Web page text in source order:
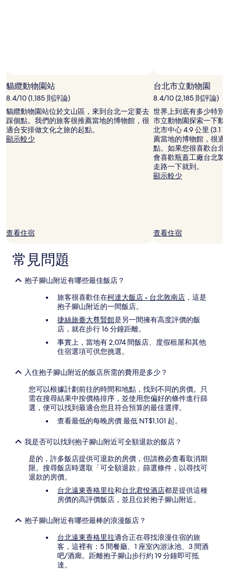
有
所
變
動，
可
能
受
到
貓纜動物園站
8.4/10 (1,185 則評論)
貓纜動物園站位於文山區，來到台北一定要去
踩個點。我們的旅客很推薦當地的博物館，很
適合安排做文化之旅的起點。
顯示較少
查看住宿
台北市立動物園
8.4/10 (2,185 則評論)
世界上到底有多少特別
市立動物園探索一下動
北市中心 4.9 公里 (3.1
薦當地的博物館，很適
點。如果您很喜歡台北
會喜歡瓶蓋工廠台北製
走路一下就到。
顯示較少
查看住宿
常見問題
抱子腳山附近有哪些最佳飯店？
旅客很喜歡住在柯達大飯店 - 台北敦南店 ，這是
抱子腳山附近的一間飯店。
捷絲旅臺大尊賢館是另一間擁有高度評價的飯
店，就在步行 16 分鐘距離。
事實上，當地有 2,074 間飯店、度假租屋和其他
住宿選項可供您挑選。
入住抱子腳山附近的飯店所需的費用是多少？
您可以根據計劃前往的時間和地點，找到不同的房價。只
需在搜尋結果中按價格排序，並使用您偏好的條件進行篩
選，便可以找到最適合您且符合預算的最佳選擇。
查看最低的每晚房價 最低 NT$1,101 起。
我是否可以找到抱子腳山附近可全額退款的飯店？
是的，許多飯店提供可退款的房價，但請務必查看取消期
限。搜尋飯店時選取「可全額退款」篩選條件，以尋找可
退款的房價。
台北遠東香格里拉和台北君悅酒店都是提供這種
房價的高評價飯店，並且位於抱子腳山附近。
抱子腳山附近有哪些最棒的浪漫飯店？
台北遠東香格里拉適合正在尋找浪漫住宿的旅
客，這裡有：5 間餐廳、1 座室內游泳池、3 間酒
吧/酒廊。距離抱子腳山步行約 19 分鐘即可抵
達。